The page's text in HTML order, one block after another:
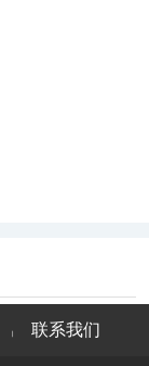
| 联系我们